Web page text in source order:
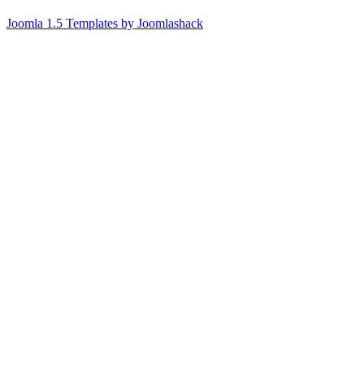
Joomla 1.5 Templates by Joomlashack